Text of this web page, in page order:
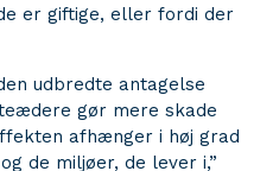
er giftige, eller fordi der
udbredte antagelse
gør mere skade
afhænger i høj grad
de miljøer, de lever i,”